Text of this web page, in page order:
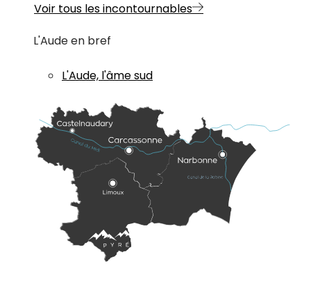
Voir tous les incontournables
L'Aude en bref
L'Aude, l'âme sud